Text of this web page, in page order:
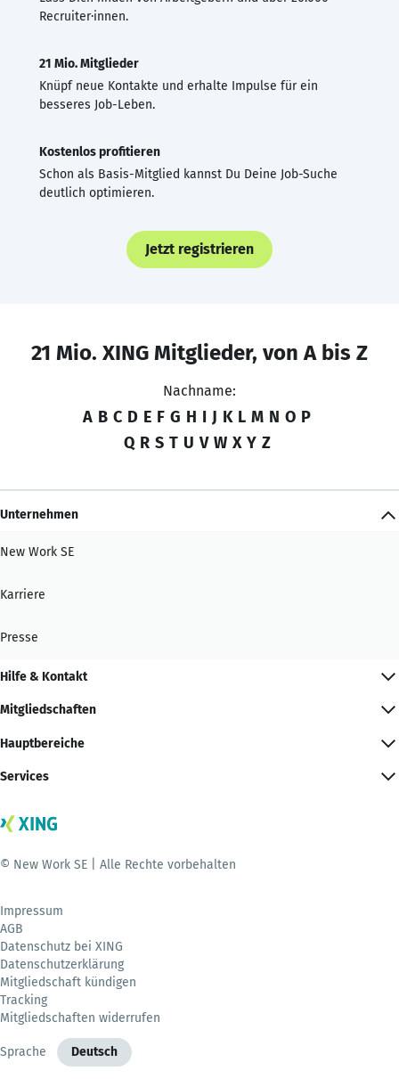
Recruiter·innen.
21 Mio. Mitglieder
Knüpf neue Kontakte und erhalte Impulse für ein
besseres Job-Leben.
Kostenlos profitieren
Schon als Basis-Mitglied kannst Du Deine Job-Suche
deutlich optimieren.
Jetzt registrieren
21 Mio. XING Mitglieder, von A bis Z
Nachname:
A B C D E F G H I J K L M N O P
Q R S T U V W X Y Z
Unternehmen
New Work SE
Karriere
Presse
Hilfe & Kontakt
Mitgliedschaften
Hauptbereiche
Services
© New Work SE | Alle Rechte vorbehalten
Impressum
AGB
Datenschutz bei XING
Datenschutzerklärung
Mitgliedschaft kündigen
Tracking
Mitgliedschaften widerrufen
Sprache Deutsch